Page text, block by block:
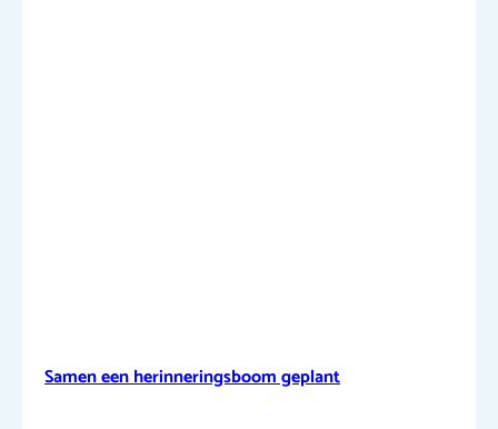
Samen een herinneringsboom geplant